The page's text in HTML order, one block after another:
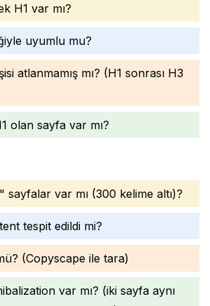
H1 var mı?
uyumlu mu?
atlanmamış mı? (H1 sonrası H3
olan sayfa var mı?
var mı (300 kelime altı)?
tespit edildi mi?
(Copyscape ile tara)
var mı? (iki sayfa aynı